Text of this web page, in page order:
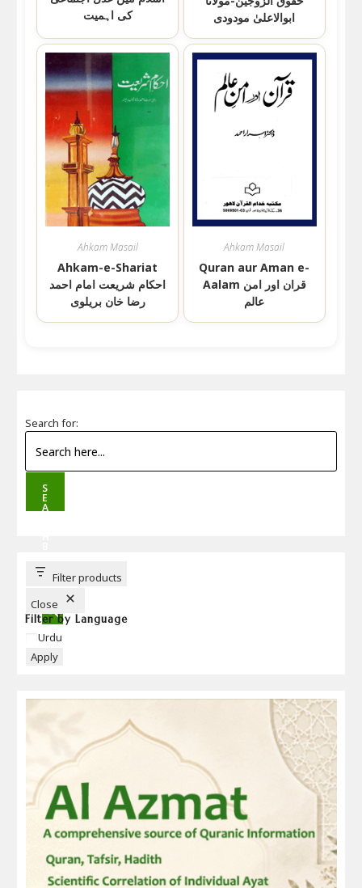
کی اہمیت
ابوالاعلیٰ مودودی
Ahkam Masail
Ahkam-e-Shariat
احکام شریعت امام احمد
رضا خان بریلوی
Ahkam Masail
Quran aur Aman e-
Aalam قران اور امن
عالم
Search for:
S
E
A
T
T
Filter products
Close
Filter by Language
Language
Urdu
Apply